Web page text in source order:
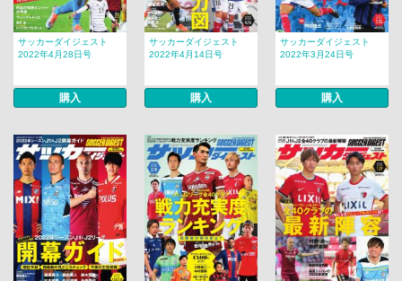
サッカーダイジェスト
2022年4月28日号
購入
サッカーダイジェスト
2022年4月14日号
購入
サッカーダイジェスト
2022年3月24日号
購入